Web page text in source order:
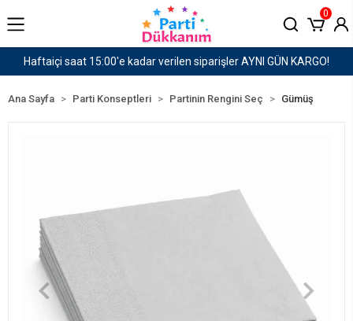
AYNI GÜN KARGO! 1500 TL ve Üzeri
0
Ana Sayfa Parti Konseptleri Partinin Rengini Seç Gümüş